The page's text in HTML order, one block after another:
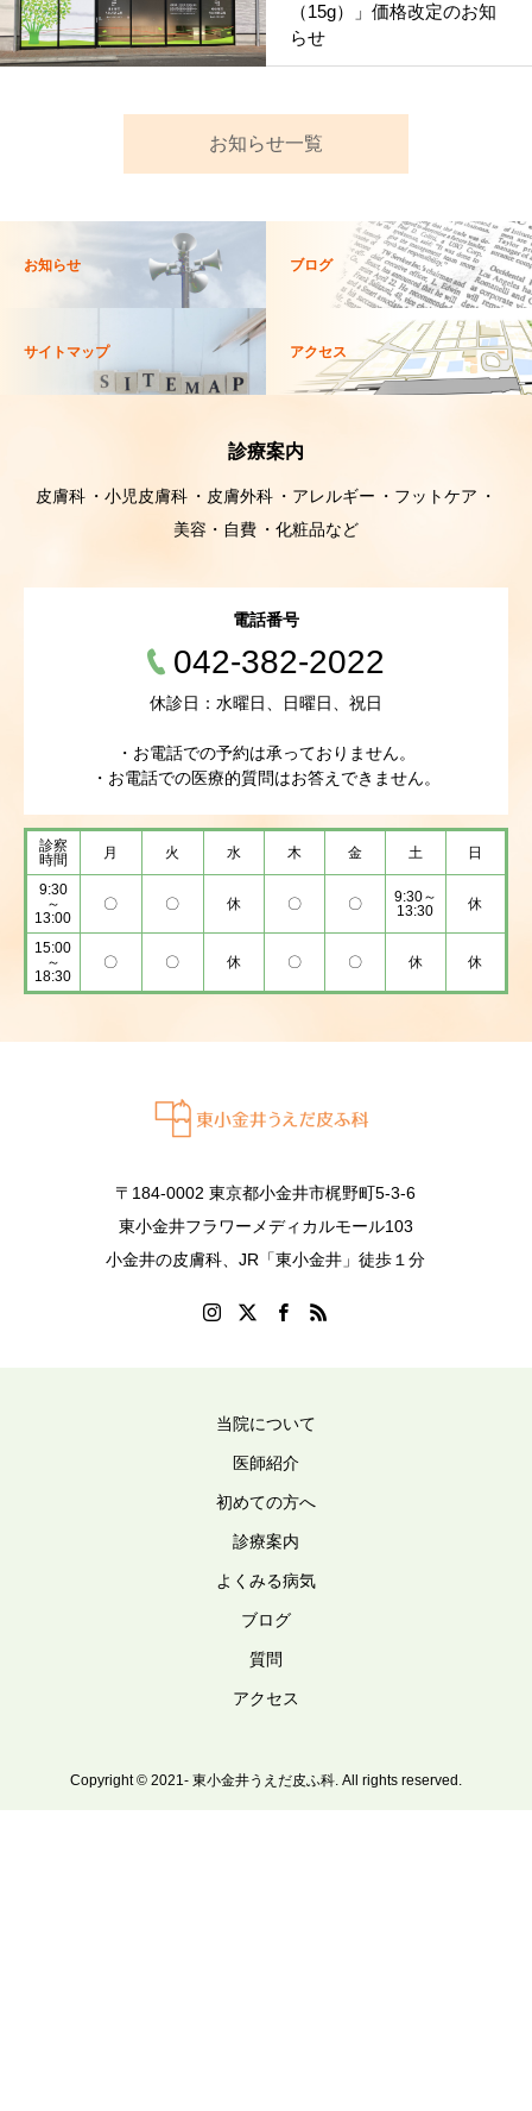
（15g）」価格改定のお知
らせ
お知らせ一覧
お知らせ ブログ
サイトマップ アクセス
診療案内
皮膚科 小児皮膚科 皮膚外科 アレルギー
フットケア
美容・自費
化粧品など
電話番号
042-382-2022
休診日：水曜日、日曜日、祝日
・お電話での予約は承っておりません。
・お電話での医療的質問はお答えできません。
診察
時間
月 火 水 木 金 土 日
9:30
～
13:00
〇 〇 休 〇 〇
9:30～
13:30
休
15:00
～
18:30
〇 〇 休 〇 〇 休 休
〒184-0002 東京都小金井市梶野町5-3-6
東小金井フラワーメディカルモール103
小金井の皮膚科、JR「東小金井」徒歩１分
当院について
医師紹介
初めての方へ
診療案内
よくみる病気
ブログ
質問
アクセス
Copyright © 2021- 東小金井うえだ皮ふ科. All rights reserved.